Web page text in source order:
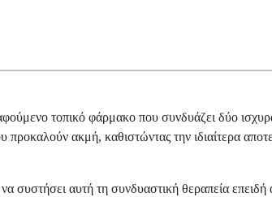
τοπικό φάρμακο που συνδυάζει δύο
ακμή, καθιστώντας την ιδιαίτερα
συστήσει αυτή τη συνδυαστική θεραπεία